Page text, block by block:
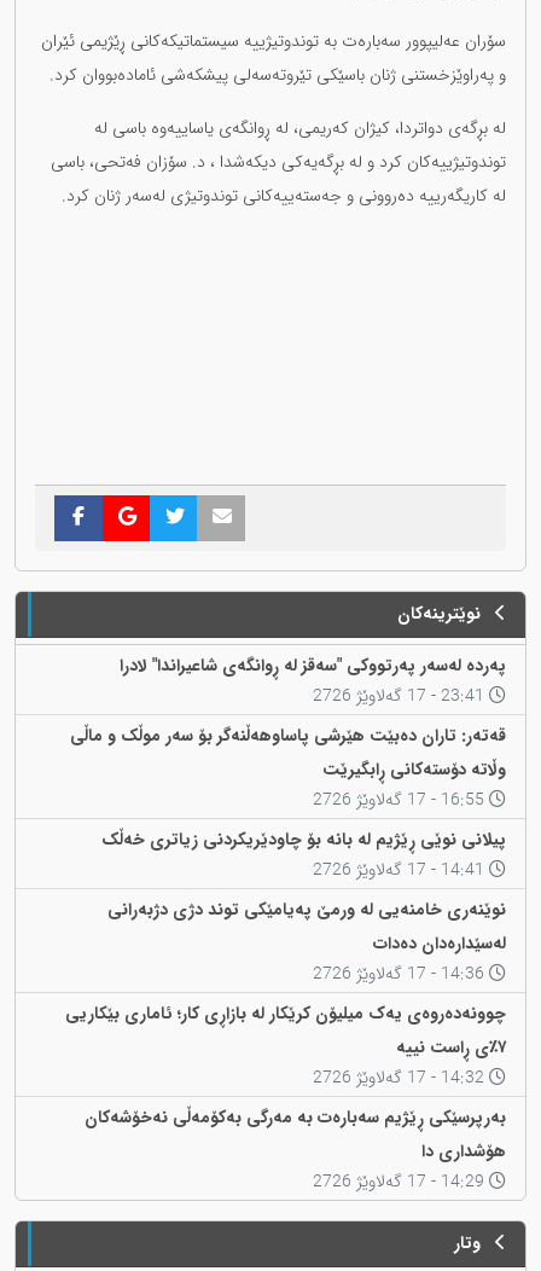
سۆران عەلیپوور سەبارەت بە توندوتیژییە سیستماتیکەکانی ڕێژیمی ئێران
و پەراوێزخستنی ژنان باسێکی تێروتەسەلی پیشکەشی ئامادەبووان کرد.
لە بڕگەی دواتردا، کیژان کەریمی، لە ڕوانگەی یاساییەوە باسی لە
توندوتیژییەکان کرد و لە بڕگەیەکی دیکەشدا ، د. سۆزان فەتحی، باسی
لە کاریگەرییە دەروونی و جەستەییەکانی توندوتیژی لەسەر ژنان کرد.
نوێترینەکان
پەردە لەسەر پەرتووکی "سەقز لە ڕوانگەی شاعیراندا" لادرا
قەتەر: تاران دەبێت هێرشی پاساوهەڵنەگر بۆ سەر موڵک و ماڵی
وڵاتە دۆستەکانی ڕابگیرێت
پیلانی نوێی ڕێژیم لە بانە بۆ چاودێریکردنی زیاتری خەڵک
نوێنەری خامنەیی لە ورمێ پەیامێکی توند دژی دژبەرانی
لەسێدارەدان دەدات
چوونەدەروەی یەک میلیۆن کرێکار لە بازاڕی کار؛ ئاماری بێکاریی
٧٪ی ڕاست نییە
بەرپرسێکی ڕێژیم سەبارەت بە مەرگی بەکۆمەڵی نەخۆشەکان
هۆشداری دا
وتار